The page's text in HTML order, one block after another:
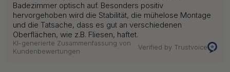
Badezimmer optisch auf. Besonders positiv
hervorgehoben wird die Stabilität, die mühelose Montage
und die Tatsache, dass es gut an verschiedenen
Oberflächen, wie z.B. Fliesen, haftet.
KI-generierte Zusammenfassung von
Kundenbewertungen
Verified by Trustvoice